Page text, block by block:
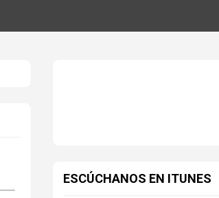
ESCÚCHANOS EN ITUNES